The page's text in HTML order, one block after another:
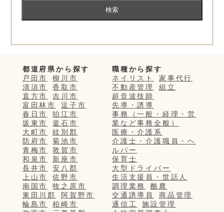
都道府県から探す
戸田市
柳川市
清須市
香取市
直方市
吉川市
富田林市
逗子市
春日市
狛江市
坂東市
釜石市
大町市
紋別郡
防府市
菊池市
青梅市
敦賀市
和泉市
新座市
長井市
安八郡
上山市
佐野市
南国市
牧之原市
東田川郡
阿賀野市
輪島市
柏崎市
職種から探す
ネイリスト
家事代行
不動産管理
組立
超音波技師
先導・誘導
事務（一般・経理・営
業など事務全般）
医療・介護系
介護士・介護職員・ヘ
ルパー
保育士
大型ドライバー
生活支援員・世話人
調理業務
酪農
交通誘導員
商品管理
通信工
施設管理